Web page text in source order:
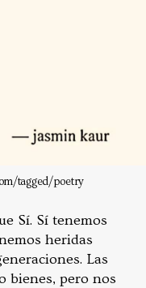
tagged/poetry
Sí. Sí tenemos
heridas
Las
bienes, pero nos